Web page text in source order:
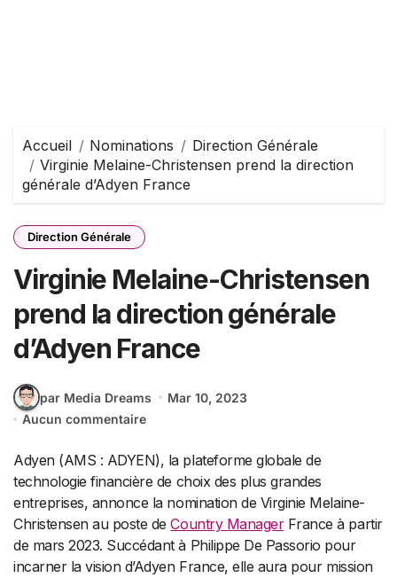
Accueil Nominations
Direction Générale
Virginie Melaine-Christensen prend la direction
générale d’Adyen France
Direction Générale
Virginie Melaine-Christensen
prend la direction générale
d’Adyen France
par Media Dreams
Mar 10, 2023
Aucun commentaire
Adyen (AMS : ADYEN), la plateforme globale de
technologie financière de choix des plus grandes
entreprises, annonce la nomination de Virginie Melaine-
Christensen au poste deCountry ManagerFrance à partir
de mars 2023. Succédant à Philippe De Passorio pour
incarner la vision d’Adyen France, elle aura pour mission